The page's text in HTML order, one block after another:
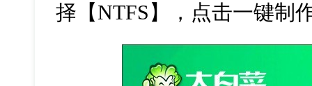
择【NTFS 】，点击一键制